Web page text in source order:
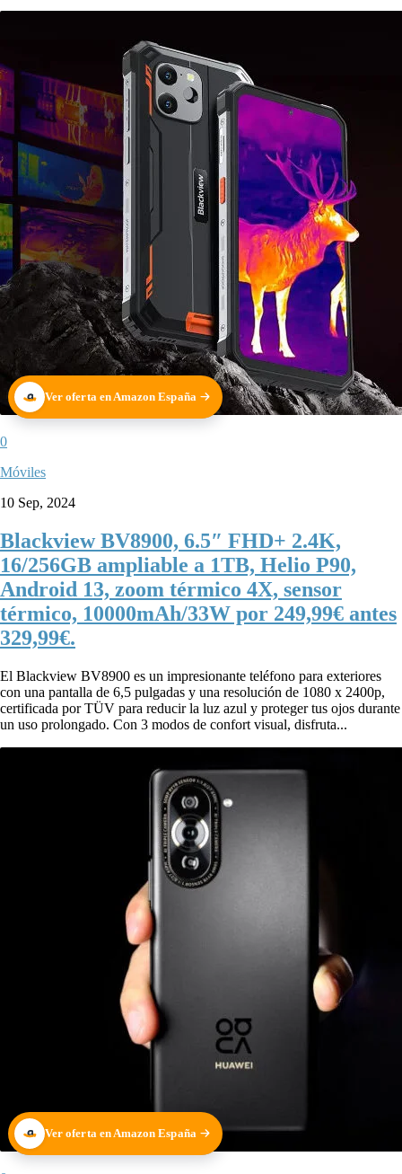
Ver oferta en Amazon España
0
Móviles
10 Sep, 2024
Blackview BV8900, 6.5″ FHD+ 2.4K,
16/256GB ampliable a 1TB, Helio P90,
Android 13, zoom térmico 4X, sensor
térmico, 10000mAh/33W por 249,99€ antes
329,99€.
El Blackview BV8900 es un impresionante teléfono para exteriores
con una pantalla de 6,5 pulgadas y una resolución de 1080 x 2400p,
certificada por TÜV para reducir la luz azul y proteger tus ojos durante
un uso prolongado. Con 3 modos de confort visual, disfruta...
Ver oferta en Amazon España